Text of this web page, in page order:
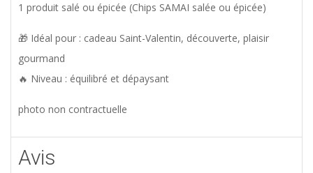
1 produit salé ou épicée (Chips SAMAI salée ou épicée)
🎁 Idéal pour : cadeau Saint-Valentin, découverte, plaisir
gourmand
🔥 Niveau : équilibré et dépaysant
photo non contractuelle
Avis